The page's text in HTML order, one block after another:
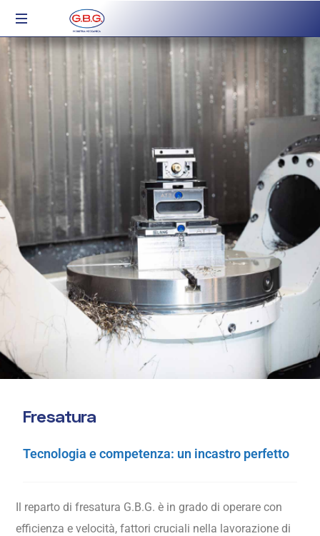
Industria
Meccanica
Fresatura
Tecnologia e competenza: un incastro perfetto
Il reparto di fresatura G.B.G. è in grado di operare con
efficienza e velocità, fattori cruciali nella lavorazione di